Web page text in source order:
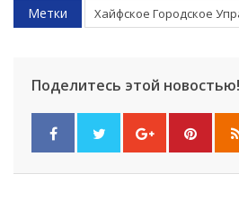
Метки Хайфское Городское
Поделитесь этой новостью!